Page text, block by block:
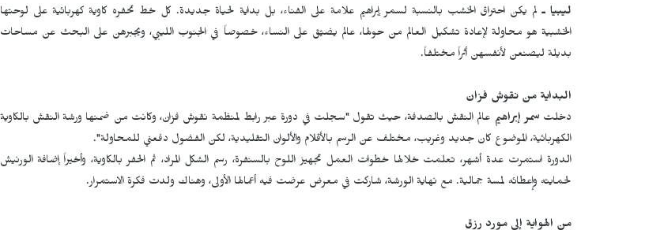
ليبيا ـ لم يكن احتراق الخشب بالنسبة لسمر إبراهيم علامة على الفناء، بل بداية لحياة جديدة. كل خط تحفره كاوية كهربائية على لوحتها
الخشبية هو محاولة لإعادة تشكيل العالم من حولها، عالم يضيّق على النساء، خصوصاً في الجنوب الليبي، ويجبرهن على البحث عن مساحات
بديلة ليصنعن لأنفسهن أثراً مختلفاً.
البداية من نقوش فزان
دخلت سمر إبراهيم عالم النقش بالصدفة، حيث تقول "سجلت في دورة عبر رابط لمنظمة نقوش فزان، وكانت من ضمنها ورشة النقش بالكاوية
الكهربائية، الموضوع كان جديد وغريب، مختلف عن الرسم بالأقلام والألوان التقليدية، لكن الفضول دفعني للمحاولة".
الدورة استمرت عدة أشهر، تعلمت خلالها خطوات العمل تجهيز اللوح بالسنفرة، رسم الشكل المراد، ثم الحفر بالكاوية، وأخيراً إضافة الورنيش
لحمايته وإعطائه لمسة جمالية. مع نهاية الورشة، شاركت في معرض عرضت فيه أعمالها الأولى، وهناك ولدت فكرة الاستمرار.
من الهواية إلى مورد رزق